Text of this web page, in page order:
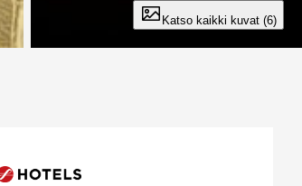
Katso kaikki kuvat (6)